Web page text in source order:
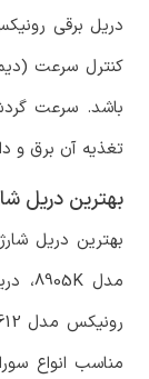
کنترل سرعت
تغذیه آن برق و
بهترین دریل
بهترین دریل
مناسب انواع